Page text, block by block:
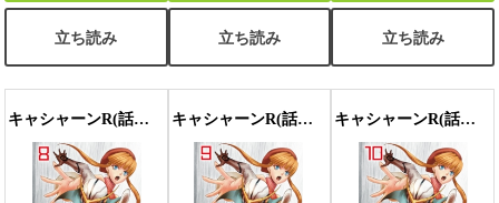
立ち読み 立ち読み 立ち読み
キャシャーンR(話売り) #8 キャシャーンR(話売り) #9 キャシャーンR(話売り) #10